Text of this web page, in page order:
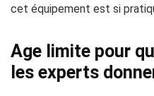
cet équipement est si
Age limite pour
les experts